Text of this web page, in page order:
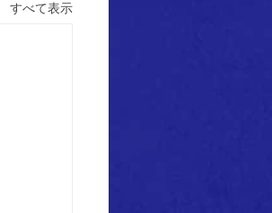
すべて表示